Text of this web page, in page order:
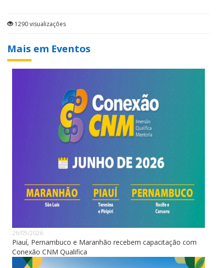
1290 visualizações
Mais em Eventos
26/05/2026
Piauí, Pernambuco e Maranhão recebem capacitação com
Conexão CNM Qualifica